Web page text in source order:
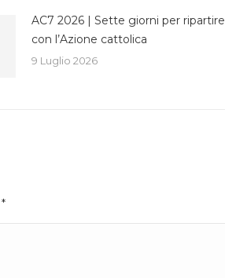
AC7 2026 | Sette giorni per ripartire
con l’Azione cattolica
9 Luglio 2026
*